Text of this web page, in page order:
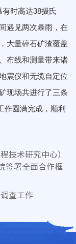
有时高达38摄氏
遇见两次暴雨，在
大量碎石矿渣覆盖
布线和测量带来诸
震仪和无缆自定位
现场共进行了三条
作圆满完成，顺利
技术研究中心）
签署全面合作框
查工作